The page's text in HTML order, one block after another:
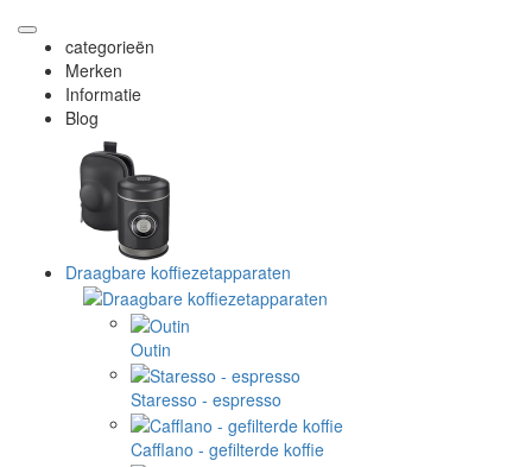
categorieën
Merken
Informatie
Blog
Draagbare koffiezetapparaten
Outin
Staresso - espresso
Cafflano - gefilterde koffie